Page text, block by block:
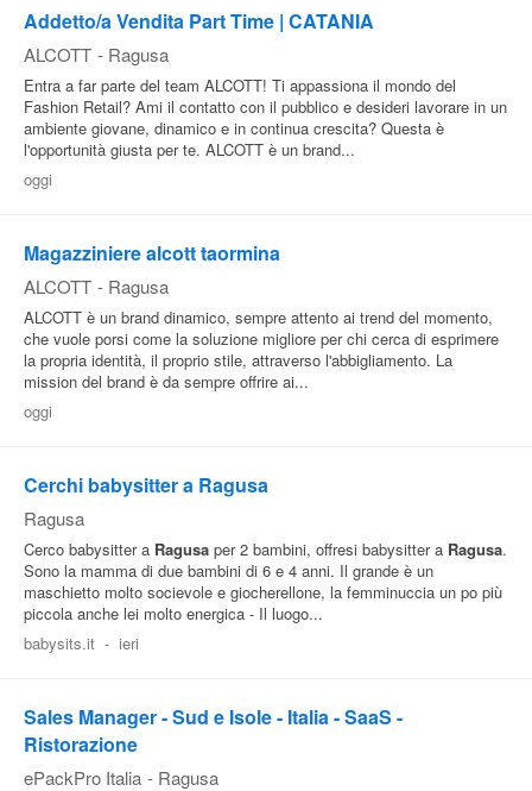
Addetto/a Vendita Part Time | CATANIA
ALCOTT - Ragusa
Entra a far parte del team ALCOTT! Ti appassiona il mondo del
Fashion Retail? Ami il contatto con il pubblico e desideri lavorare in un
ambiente giovane, dinamico e in continua crescita? Questa è
l'opportunità giusta per te. ALCOTT è un brand...
oggi
Magazziniere alcott taormina
ALCOTT - Ragusa
ALCOTT è un brand dinamico, sempre attento ai trend del momento,
che vuole porsi come la soluzione migliore per chi cerca di esprimere
la propria identità, il proprio stile, attraverso l'abbigliamento. La
mission del brand è da sempre offrire ai...
oggi
Cerchi babysitter a Ragusa
Ragusa
Cerco babysitter a Ragusa per 2 bambini, offresi babysitter a Ragusa.
Sono la mamma di due bambini di 6 e 4 anni. Il grande è un
maschietto molto socievole e giocherellone, la femminuccia un po più
piccola anche lei molto energica - Il luogo...
babysits.it - ieri
Sales Manager - Sud e Isole - Italia - SaaS -
Ristorazione
ePackPro Italia - Ragusa